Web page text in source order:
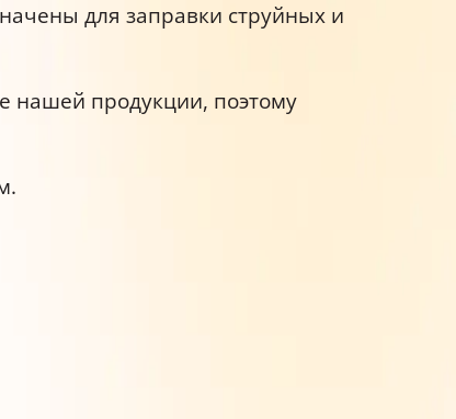
для заправки струйных и
нашей продукции, поэтому